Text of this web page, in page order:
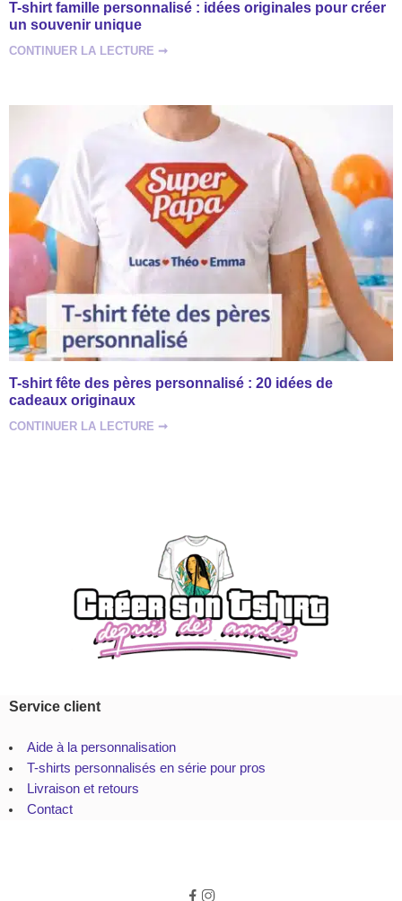
T-shirt famille personnalisé : idées originales pour créer
un souvenir unique
CONTINUER LA LECTURE ➞
T-shirt fête des pères personnalisé : 20 idées de
cadeaux originaux
CONTINUER LA LECTURE ➞
Service client
Aide à la personnalisation
T-shirts personnalisés en série pour pros
Livraison et retours
Contact